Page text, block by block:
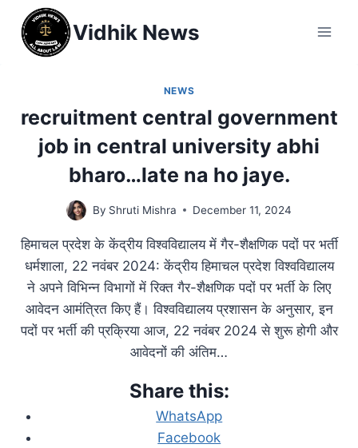
Vidhik News
NEWS
recruitment central government
job in central university abhi
bharo…late na ho jaye.
By Shruti Mishra December 11, 2024
हिमाचल प्रदेश के केंद्रीय विश्वविद्यालय में गैर-शैक्षणिक पदों पर भर्ती
धर्मशाला, 22 नवंबर 2024: केंद्रीय हिमाचल प्रदेश विश्वविद्यालय
ने अपने विभिन्न विभागों में रिक्त गैर-शैक्षणिक पदों पर भर्ती के लिए
आवेदन आमंत्रित किए हैं। विश्वविद्यालय प्रशासन के अनुसार, इन
पदों पर भर्ती की प्रक्रिया आज, 22 नवंबर 2024 से शुरू होगी और
आवेदनों की अंतिम…
Share this:
WhatsApp
Facebook